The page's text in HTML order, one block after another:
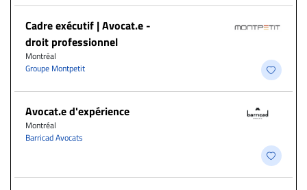
Cadre exécutif | Avocat.e -
droit professionnel
Montréal
Groupe Montpetit
Avocat.e d'expérience
Montréal
Barricad Avocats